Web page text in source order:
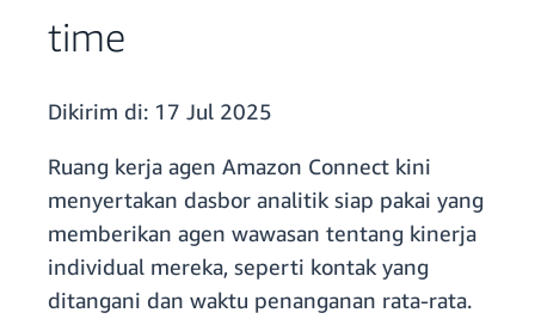
time
Dikirim di: 17 Jul 2025
Ruang kerja agen Amazon Connect kini
menyertakan dasbor analitik siap pakai yang
memberikan agen wawasan tentang kinerja
individual mereka, seperti kontak yang
ditangani dan waktu penanganan rata-rata.